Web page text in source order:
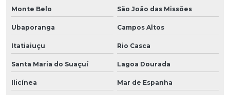
Monte Belo São João das Missões
Ubaporanga Campos Altos
Itatiaiuçu Rio Casca
Santa Maria do Suaçuí Lagoa Dourada
Ilicínea Mar de Espanha